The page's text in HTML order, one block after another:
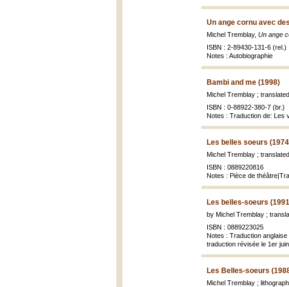
Un ange cornu avec
Michel Tremblay, Un ange
ISBN : 2-89430-131-6 (rel.)
Notes : Autobiographie
Bambi and me (1998)
Michel Tremblay ;
ISBN : 0-88922-380-7 (br.)
Notes : Traduction de: Les
Les belles soeurs
Michel Tremblay ;
ISBN : 0889220816
Notes : Pièce de
Les belles-soeurs
by Michel Tremblay ;
ISBN : 0889223025
Notes : Traduction
traduction révisée le 1er
Les Belles-soeurs
Michel Tremblay ;